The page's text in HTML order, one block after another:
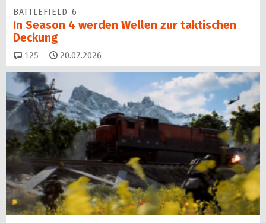
BATTLEFIELD 6
In Season 4 werden Wellen zur taktischen
Deckung
125 Kommentare
20.07.2026